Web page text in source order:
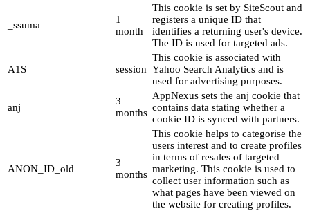
_ssuma
1
month
This cookie is set by SiteScout and
registers a unique ID that
identifies a returning user's device.
The ID is used for targeted ads.
A1S session
This cookie is associated with
Yahoo Search Analytics and is
used for advertising purposes.
anj
3
months
AppNexus sets the anj cookie that
contains data stating whether a
cookie ID is synced with partners.
ANON_ID_old
3
months
This cookie helps to categorise the
users interest and to create profiles
in terms of resales of targeted
marketing. This cookie is used to
collect user information such as
what pages have been viewed on
the website for creating profiles.